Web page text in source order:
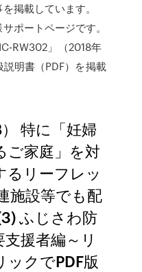
掲載しています。
ポートページです。
RW302」（2018年
明書（PDF）を掲載
特に「妊婦
ご家庭」を対
るリーフレッ
施設等でも配
ふじさわ防
援者編～リ
ックでPDF版